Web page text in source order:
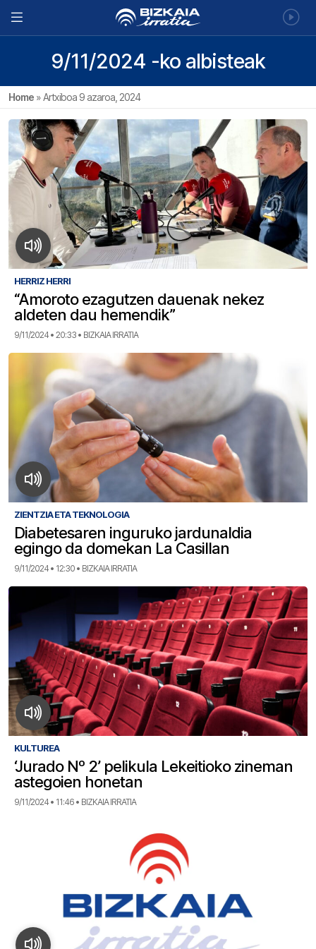
9/11/2024 -ko albisteak
Home »Artxiboa 9 azaroa, 2024
HERRIZ HERRI
“Amoroto ezagutzen dauenak nekez
aldeten dau hemendik”
9/11/2024 • 20:33 • BIZKAIA IRRATIA
ZIENTZIA ETA TEKNOLOGIA
Diabetesaren inguruko jardunaldia
egingo da domekan La Casillan
9/11/2024 • 12:30 • BIZKAIA IRRATIA
KULTUREA
‘Jurado Nº 2’ pelikula Lekeitioko zineman
astegoien honetan
9/11/2024 • 11:46 • BIZKAIA IRRATIA